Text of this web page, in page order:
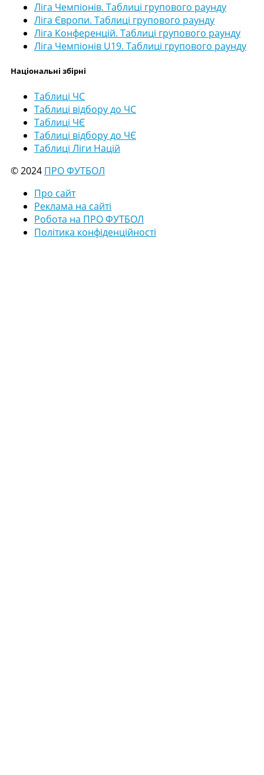
Ліга Чемпіонів. Таблиці групового раунду
Ліга Європи. Таблиці групового раунду
Ліга Конференцій. Таблиці групового раунду
Ліга Чемпіонів U19. Таблиці групового раунду
Національні збірні
Таблиці ЧС
Таблиці відбору до ЧС
Таблиці ЧЄ
Таблиці відбору до ЧЄ
Таблиці Ліги Націй
© 2024 ПРО ФУТБОЛ
Про сайт
Реклама на сайті
Робота на ПРО ФУТБОЛ
Політика конфіденційності